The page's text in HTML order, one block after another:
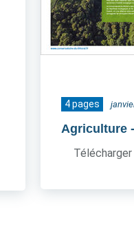
4 pages
Agriculture